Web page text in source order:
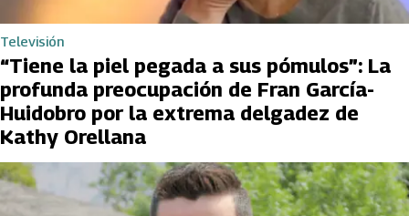
Televisión
“Tiene la piel pegada a sus pómulos”: La
profunda preocupación de Fran García-
Huidobro por la extrema delgadez de
Kathy Orellana